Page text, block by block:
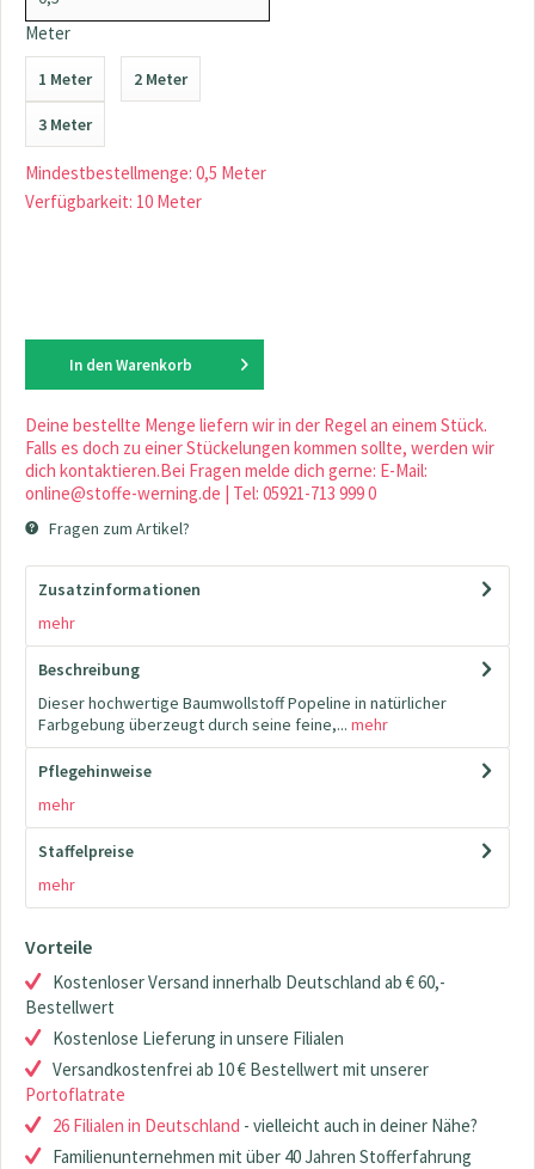
Meter
1 Meter 2 Meter
3 Meter
Mindestbestellmenge: 0,5 Meter
Verfügbarkeit: 10 Meter
In den Warenkorb
Deine bestellte Menge liefern wir in der Regel an einem Stück.
Falls es doch zu einer Stückelungen kommen sollte, werden wir
dich kontaktieren.Bei Fragen melde dich gerne: E-Mail:
online@stoffe-werning.de | Tel: 05921-713 999 0
Fragen zum Artikel?
Zusatzinformationen
mehr
Beschreibung
Dieser hochwertige Baumwollstoff Popeline in natürlicher
Farbgebung überzeugt durch seine feine,... mehr
Pflegehinweise
mehr
Staffelpreise
mehr
Vorteile
Kostenloser Versand innerhalb Deutschland ab € 60,-
Bestellwert
Kostenlose Lieferung in unsere Filialen
Versandkostenfrei ab 10 € Bestellwert mit unserer
Portoflatrate
26 Filialen in Deutschland - vielleicht auch in deiner Nähe?
Familienunternehmen mit über 40 Jahren Stofferfahrung